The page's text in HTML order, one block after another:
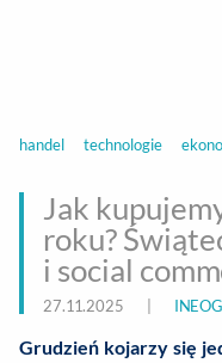
handel technologie
Jak
roku?
i social
27.11.2025
Grudzień kojarzy się